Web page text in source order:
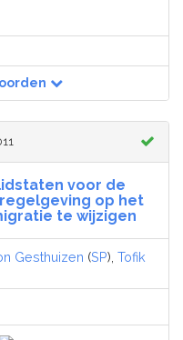
voor de
op het
te wijzigen
Gesthuizen (SP), Tofik